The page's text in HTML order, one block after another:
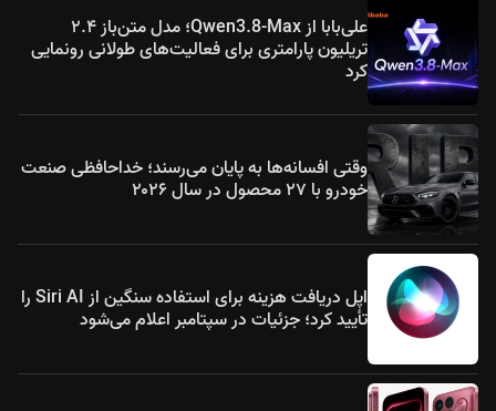
علی‌بابا از Qwen3.8-Max؛ مدل متن‌باز ۲.۴
تریلیون پارامتری برای فعالیت‌های طولانی رونمایی
کرد
وقتی افسانه‌ها به پایان می‌رسند؛ خداحافظی صنعت
خودرو با ۲۷ محصول در سال ۲۰۲۶
اپل دریافت هزینه برای استفاده سنگین از Siri AI را
تأیید کرد؛ جزئیات در سپتامبر اعلام می‌شود